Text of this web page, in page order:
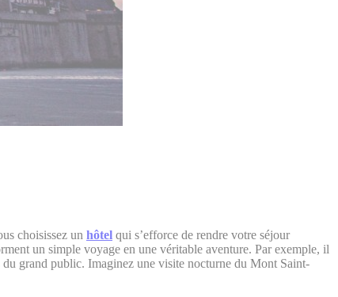
choisissez un hôtel qui s’efforce de rendre votre séjour
un simple voyage en une véritable aventure. Par exemple, il
du grand public. Imaginez une visite nocturne du Mont Saint-